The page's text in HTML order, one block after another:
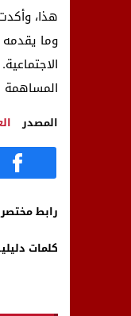
هذا،
وما يقدمه
المساهمة
المصدر
رابط مختصر
كلمات